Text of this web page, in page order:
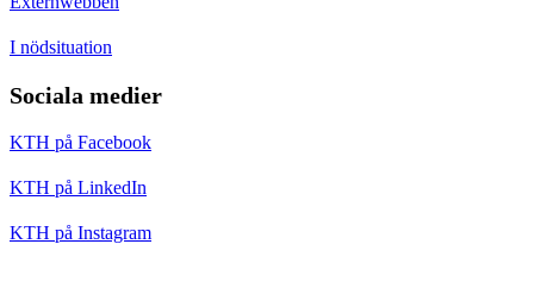
I nödsituation
Sociala medier
KTH på Facebook
KTH på LinkedIn
KTH på Instagram